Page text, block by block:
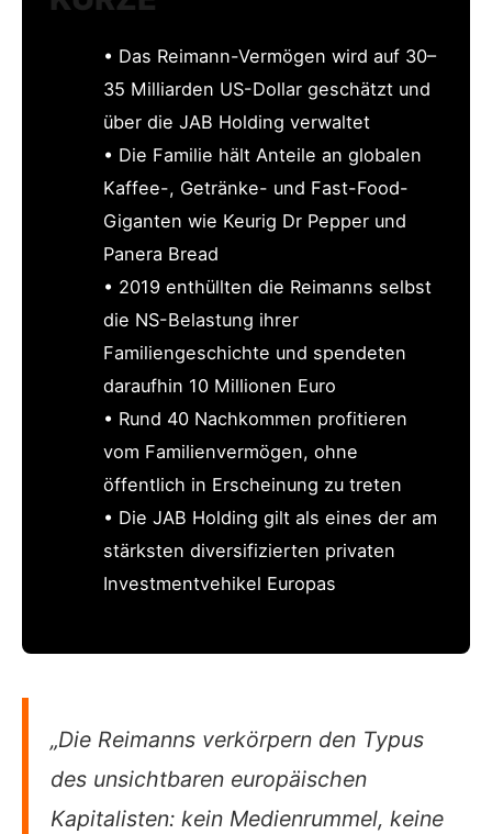
• Das Reimann-Vermögen wird auf 30–
35 Milliarden US-Dollar geschätzt und
über die JAB Holding verwaltet
• Die Familie hält Anteile an globalen
Kaffee-, Getränke- und Fast-Food-
Giganten wie Keurig Dr Pepper und
Panera Bread
• 2019 enthüllten die Reimanns selbst
die NS-Belastung ihrer
Familiengeschichte und spendeten
daraufhin 10 Millionen Euro
• Rund 40 Nachkommen profitieren
vom Familienvermögen, ohne
öffentlich in Erscheinung zu treten
• Die JAB Holding gilt als eines der am
stärksten diversifizierten privaten
Investmentvehikel Europas
„Die Reimanns verkörpern den Typus
des unsichtbaren europäischen
Kapitalisten: kein Medienrummel, keine